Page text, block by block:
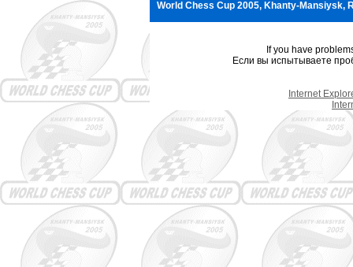
World Chess Cup 2005, Khanty-Mansiysk,
If you have
Если вы испытываете
Internet